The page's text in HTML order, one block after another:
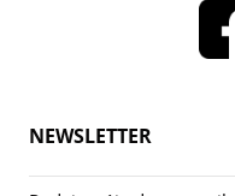
NEWSLETTER